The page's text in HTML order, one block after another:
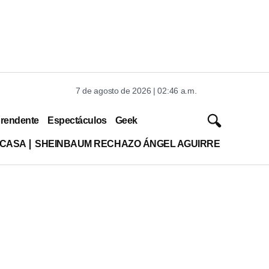
7 de agosto de 2026 | 02:46 a.m.
Espectáculos Geek
SHEINBAUM RECHAZO ÁNGEL AGUIRRE